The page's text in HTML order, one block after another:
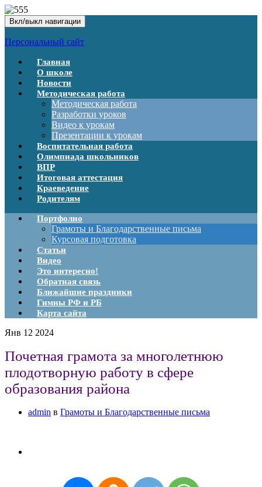
Вкл/выкл навигации
Персональный сайт
Главная
О школе
Новости
Методическая работа
Методическая работа
Разработки уроков
Видео к урокам
Презентации к урокам
Воспитательная работа
Олимпиада школьников
ВПР
Итоговая аттестация
Краеведение
Родителям
Портфолио
Грамоты и Благодарственные письма
Курсовая подготовка
Статьи
Видео
Это интересно!
Обратная связь
Ближайшие праздники
Гимны РФ и РБ
Карта сайта
Янв 12 2024
Почетная грамота за многолетнюю
плодотворную работу в сфере
образования района
admin в Грамоты и Благодарственные письма